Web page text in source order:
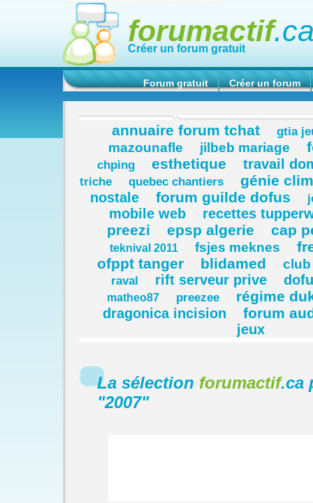
forumactif
Créer un forum gratuit
Forum gratuit Créer un forum
annuaire forum tchat gtia
mazounafle jilbeb mariage
chping esthetique travail
triche quebec chantiers génie
nostale forum guilde dofus
mobile web recettes
preezi epsp algerie cap
teknival 2011 fsjes meknes
ofppt tanger
blidamed club
raval rift serveur prive
matheo87 preezee régime
dragonica incision forum
jeux
La sélection forumactif.ca
"2007"